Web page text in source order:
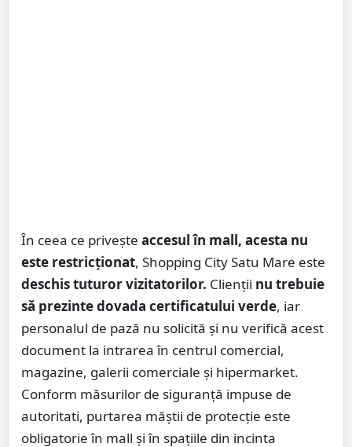
În ceea ce privește accesul în mall, acesta nu
este restricționat, Shopping City Satu Mare este
deschis tuturor vizitatorilor. Clienții nu trebuie
să prezinte dovada certificatului verde, iar
personalul de pază nu solicită și nu verifică acest
document la intrarea în centrul comercial,
magazine, galerii comerciale și hipermarket.
Conform măsurilor de siguranță impuse de
autoritati, purtarea măștii de protecție este
obligatorie în mall și în spațiile din incinta